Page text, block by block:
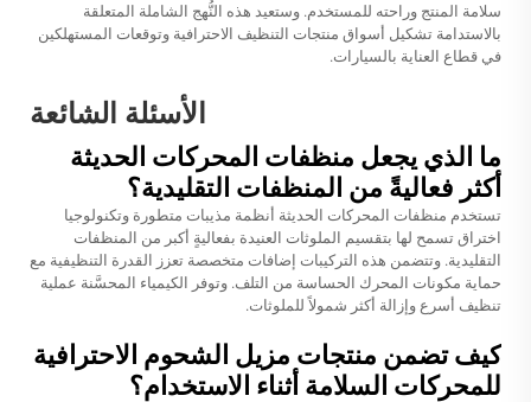
سلامة المنتج وراحته للمستخدم. وستعيد هذه النُّهج الشاملة المتعلقة
بالاستدامة تشكيل أسواق منتجات التنظيف الاحترافية وتوقعات المستهلكين
في قطاع العناية بالسيارات.
الأسئلة الشائعة
ما الذي يجعل منظفات المحركات الحديثة
أكثر فعاليةً من المنظفات التقليدية؟
تستخدم منظفات المحركات الحديثة أنظمة مذيبات متطورة وتكنولوجيا
اختراق تسمح لها بتقسيم الملوثات العنيدة بفعاليةٍ أكبر من المنظفات
التقليدية. وتتضمن هذه التركيبات إضافات متخصصة تعزز القدرة التنظيفية مع
حماية مكونات المحرك الحساسة من التلف. وتوفر الكيمياء المحسَّنة عملية
تنظيف أسرع وإزالة أكثر شمولاً للملوثات.
كيف تضمن منتجات مزيل الشحوم الاحترافية
للمحركات السلامة أثناء الاستخدام؟